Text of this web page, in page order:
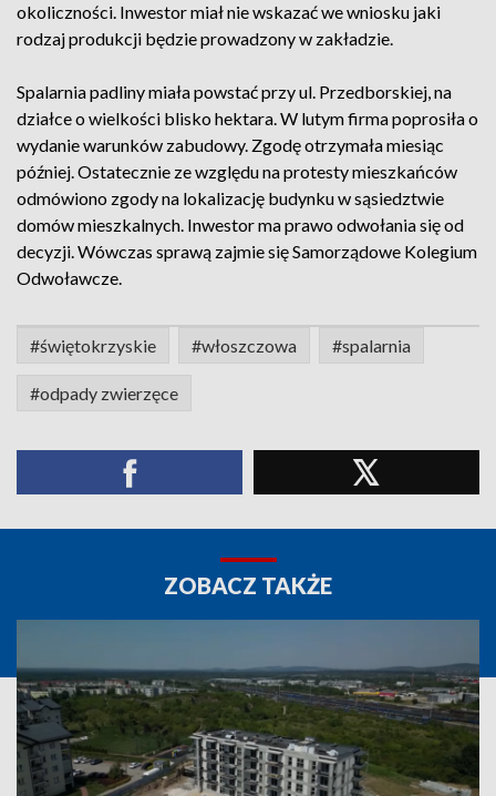
okoliczności. Inwestor miał nie wskazać we wniosku jaki
rodzaj produkcji będzie prowadzony w zakładzie.
Spalarnia padliny miała powstać przy ul. Przedborskiej, na
działce o wielkości blisko hektara. W lutym firma poprosiła o
wydanie warunków zabudowy. Zgodę otrzymała miesiąc
później. Ostatecznie ze względu na protesty mieszkańców
odmówiono zgody na lokalizację budynku w sąsiedztwie
domów mieszkalnych. Inwestor ma prawo odwołania się od
decyzji. Wówczas sprawą zajmie się Samorządowe Kolegium
Odwoławcze.
#świętokrzyskie #włoszczowa #spalarnia
#odpady zwierzęce
ZOBACZ TAKŻE